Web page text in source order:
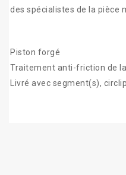
des spécialistes de la pièce
Piston forgé
Traitement anti-friction de
Livré avec segment(s),